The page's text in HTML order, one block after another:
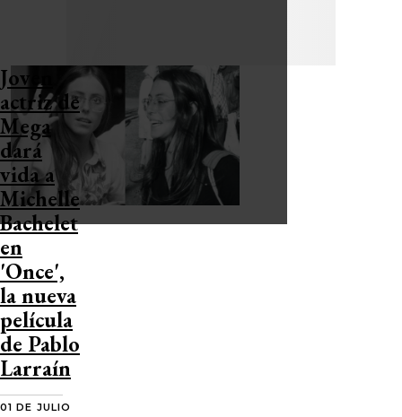
Joven
actriz de
Mega
dará
vida a
Michelle
Bachelet
en
'Once',
la nueva
película
de Pablo
Larraín
01 DE JULIO